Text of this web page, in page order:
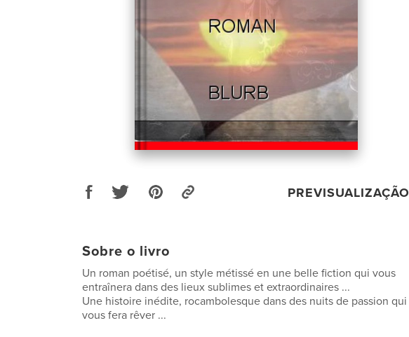
PREVISUALIZAÇÃO
Sobre o livro
Un roman poétisé, un style métissé en une belle fiction qui vous
entraînera dans des lieux sublimes et extraordinaires ...
Une histoire inédite, rocambolesque dans des nuits de passion qui
vous fera rêver ...